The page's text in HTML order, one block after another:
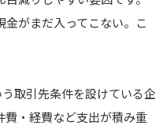
がまだ入ってこない。こ
取引先条件を設けている企
費・経費など支出が積み重